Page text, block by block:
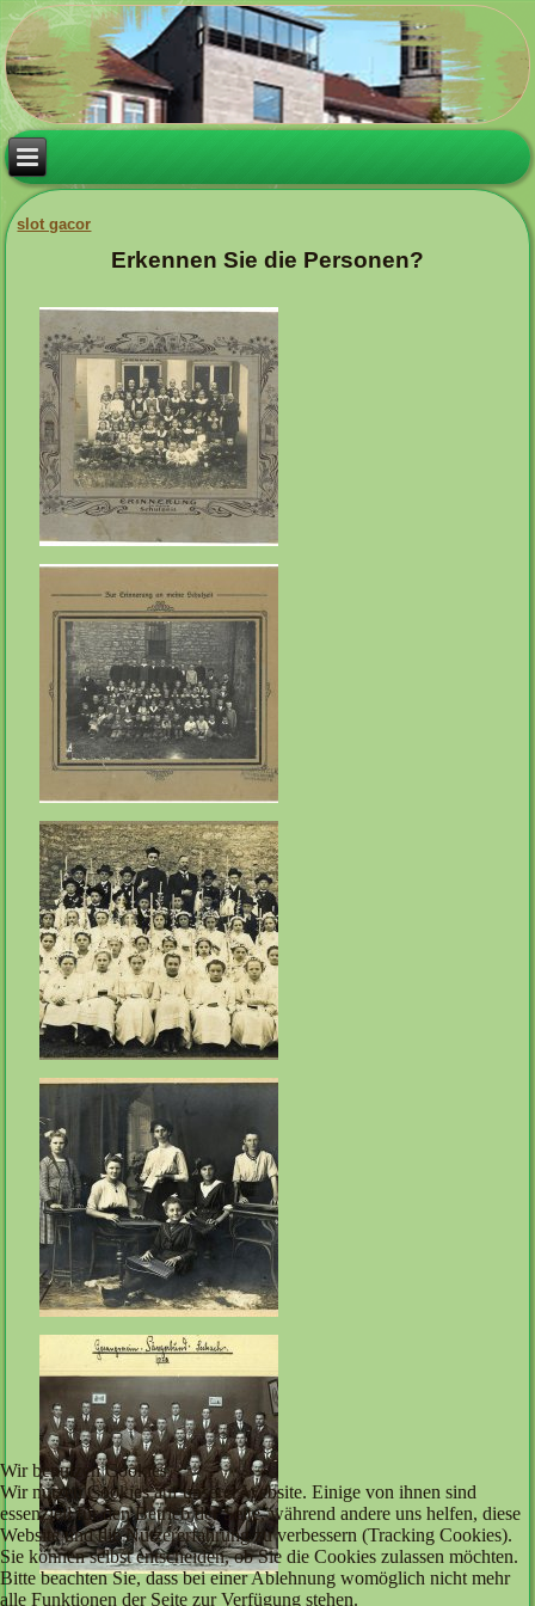
slot gacor
Erkennen Sie die Personen?
Wir benutzen Cookies
Wir nutzen Cookies auf unserer Website. Einige von ihnen sind
essenziell für den Betrieb der Seite, während andere uns helfen, diese
Website und die Nutzererfahrung zu verbessern (Tracking Cookies).
Sie können selbst entscheiden, ob Sie die Cookies zulassen möchten.
Bitte beachten Sie, dass bei einer Ablehnung womöglich nicht mehr
alle Funktionen der Seite zur Verfügung stehen.